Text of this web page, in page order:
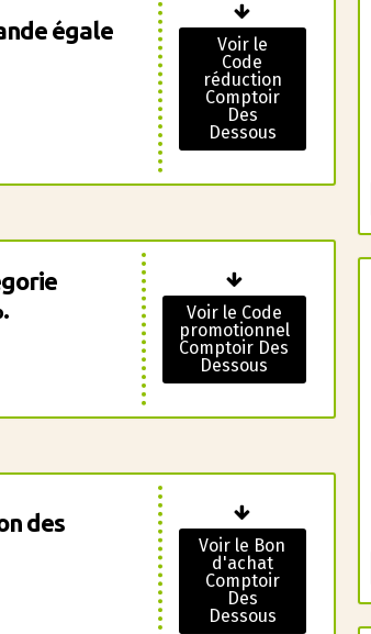
égale
Voir le
Code
réduction
Comptoir
Des
Dessous
Voir le Code
promotionnel
Comptoir Des
Dessous
des
Voir le Bon
d'achat
Comptoir
Des
Dessous